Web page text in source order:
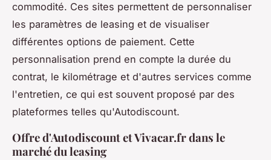
commodité. Ces sites permettent de personnaliser
les paramètres de leasing et de visualiser
différentes options de paiement. Cette
personnalisation prend en compte la durée du
contrat, le kilométrage et d'autres services comme
l'entretien, ce qui est souvent proposé par des
plateformes telles qu'Autodiscount.
Offre d'Autodiscount et Vivacar.fr dans le
marché du leasing